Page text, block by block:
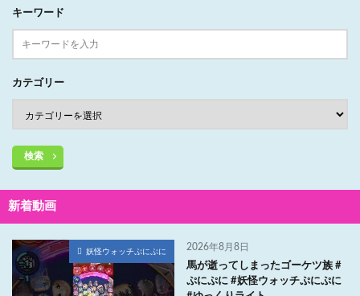
キーワード
カテゴリー
検索
新着動画
妖怪ウォッチぷにぷに 2026年8月8日
馬が逝ってしまったゴーケツ族 #
ぷにぷに #妖怪ウォッチぷにぷに